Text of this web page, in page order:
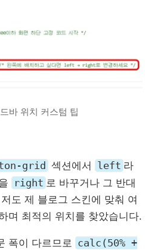
바 위치 커스텀 팁
grid 섹션에서 left 라
right 로 바꾸거나 그 반대
도 제 블로그 스킨에 맞춰 여
며 최적의 위치를 찾았습니다.
폭이 다르므로 calc(50% +